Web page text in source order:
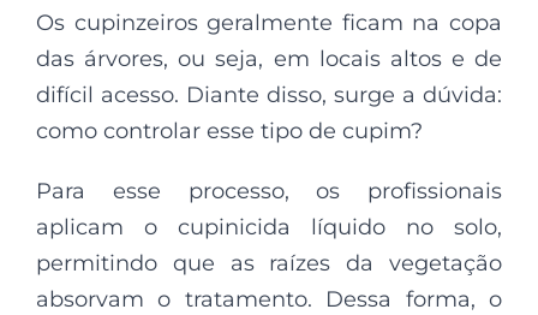
Os cupinzeiros geralmente ficam na copa
das árvores, ou seja, em locais altos e de
difícil acesso. Diante disso, surge a dúvida:
como controlar esse tipo de cupim?
Para esse processo, os profissionais
aplicam o cupinicida líquido no solo,
permitindo que as raízes da vegetação
absorvam o tratamento. Dessa forma, o